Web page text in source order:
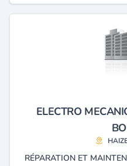
ELECTRO
RÉPARATION ET